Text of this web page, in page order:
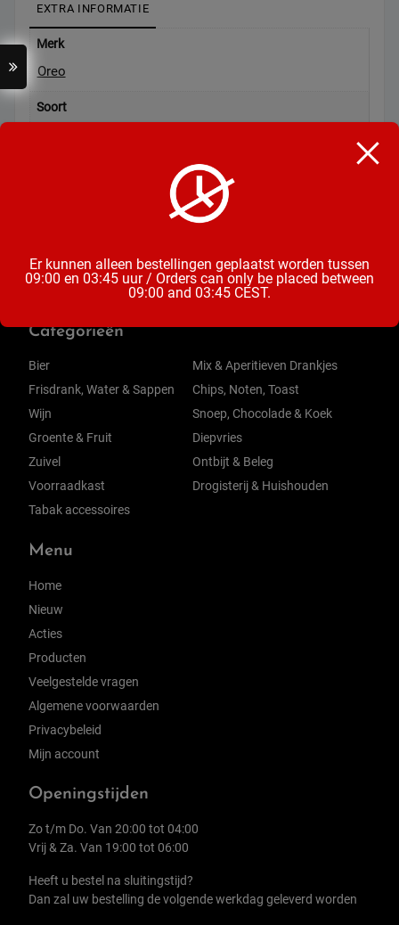
EXTRA INFORMATIE
Merk
Oreo
Soort
Categorieën
Bier
Frisdrank, Water & Sappen
Wijn
Groente & Fruit
Zuivel
Voorraadkast
Tabak accessoires
Mix & Aperitieven Drankjes
Chips, Noten, Toast
Snoep, Chocolade & Koek
Diepvries
Ontbijt & Beleg
Drogisterij & Huishouden
Menu
Home
Nieuw
Acties
Producten
Veelgestelde vragen
Algemene voorwaarden
Privacybeleid
Mijn account
Openingstijden
Zo t/m Do. Van 20:00 tot 04:00
Vrij & Za. Van 19:00 tot 06:00
Heeft u bestel na sluitingstijd?
Dan zal uw bestelling de volgende werkdag geleverd worden
Er kunnen alleen bestellingen geplaatst worden tussen
09:00 en 03:45 uur / Orders can only be placed between
09:00 and 03:45 CEST.